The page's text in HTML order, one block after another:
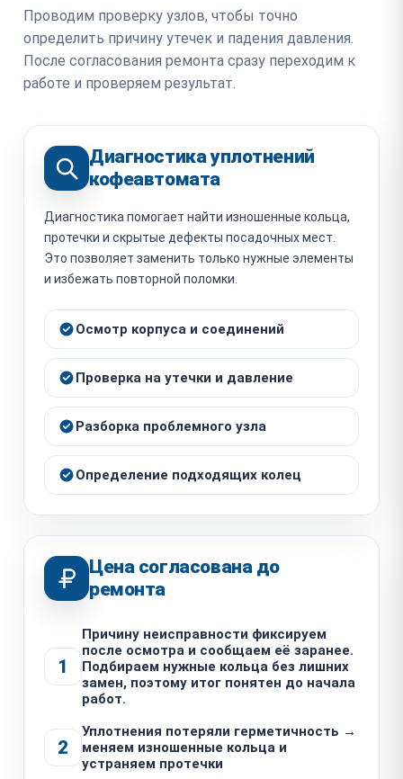
Проводим проверку узлов, чтобы точно
определить причину утечек и падения давления.
После согласования ремонта сразу переходим к
работе и проверяем результат.
Диагностика уплотнений
кофеавтомата
Диагностика помогает найти изношенные кольца,
протечки и скрытые дефекты посадочных мест.
Это позволяет заменить только нужные элементы
и избежать повторной поломки.
Осмотр корпуса и соединений
Проверка на утечки и давление
Разборка проблемного узла
Определение подходящих колец
Цена согласована до
ремонта
1
Причину неисправности фиксируем
после осмотра и сообщаем её заранее.
Подбираем нужные кольца без лишних
замен, поэтому итог понятен до начала
работ.
2
Уплотнения потеряли герметичность →
меняем изношенные кольца и
устраняем протечки